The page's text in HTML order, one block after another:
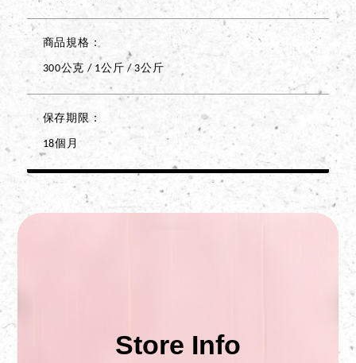
商品規格
300公克 / 1公斤 / 3公斤
保存期限
18個月
Store Info